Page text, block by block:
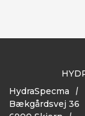
HydraSpecma
Bækgårdsvej 36